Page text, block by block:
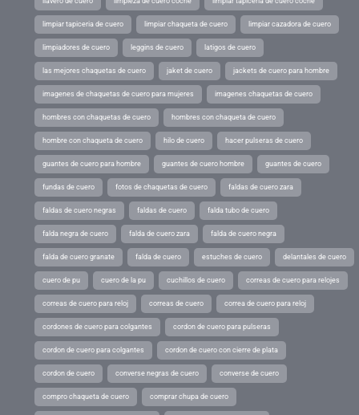
limpiar tapiceria de cuero limpiar chaqueta de cuero limpiar cazadora de cuero
limpiadores de cuero leggins de cuero latigos de cuero
las mejores chaquetas de cuero jaket de cuero jackets de cuero para hombre
imagenes de chaquetas de cuero para mujeres imagenes chaquetas de cuero
hombres con chaquetas de cuero hombres con chaqueta de cuero
hombre con chaqueta de cuero hilo de cuero hacer pulseras de cuero
guantes de cuero para hombre guantes de cuero hombre guantes de cuero
fundas de cuero fotos de chaquetas de cuero faldas de cuero zara
faldas de cuero negras faldas de cuero falda tubo de cuero
falda negra de cuero falda de cuero zara falda de cuero negra
falda de cuero granate falda de cuero estuches de cuero delantales de cuero
cuero de pu cuero de la pu cuchillos de cuero correas de cuero para relojes
correas de cuero para reloj correas de cuero correa de cuero para reloj
cordones de cuero para colgantes cordon de cuero para pulseras
cordon de cuero para colgantes cordon de cuero con cierre de plata
cordon de cuero converse negras de cuero converse de cuero
compro chaqueta de cuero comprar chupa de cuero